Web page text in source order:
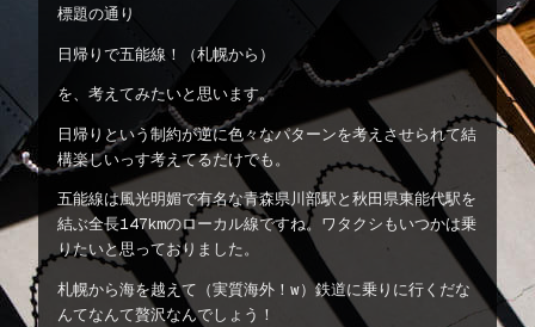
標題の通り
日帰りで五能線！（札幌から）
を、考えてみたいと思います。
日帰りという制約が逆に色々なパターンを考えさせられて結
構楽しいっす考えてるだけでも。
五能線は風光明媚で有名な青森県川部駅と秋田県東能代駅を
結ぶ全長147kmのローカル線ですね。ワタクシもいつかは乗
りたいと思っておりました。
札幌から海を越えて（実質海外！w）鉄道に乗りに行くだな
んてなんて贅沢なんでしょう！